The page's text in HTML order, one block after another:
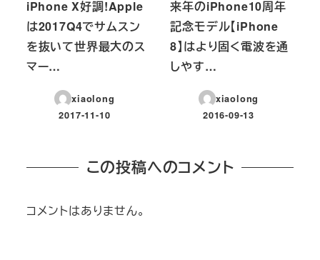
iPhone X好調!Apple
は2017Q4でサムスン
を抜いて世界最大のス
マー…
xiaolong
投稿日
2017-11-10
来年のiPhone10周年
記念モデル【iPhone
8】はより固く電波を通
しやす…
xiaolong
投稿日
2016-09-13
この投稿へのコメント
コメントはありません。